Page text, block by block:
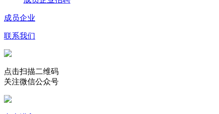
成员企业
联系我们
点击扫描二维码
关注微信公众号